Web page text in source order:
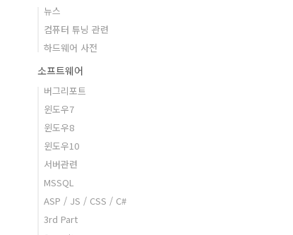
뉴스
컴퓨터 튜닝 관련
하드웨어 사전
소프트웨어
버그리포트
윈도우7
윈도우8
윈도우10
서버관련
MSSQL
ASP / JS / CSS / C#
3rd Part